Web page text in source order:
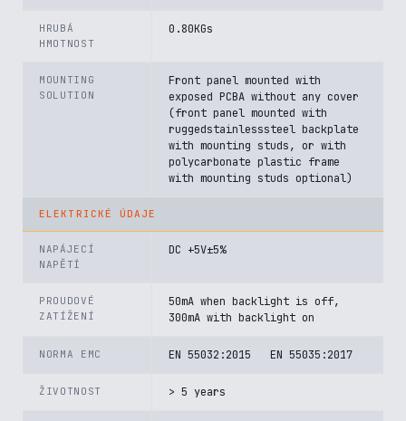
HRUBÁ
HMOTNOST
0.80KGs
MOUNTING
SOLUTION
Front panel mounted with
exposed PCBA without any cover
(front panel mounted with
ruggedstainlesssteel backplate
with mounting studs, or with
polycarbonate plastic frame
with mounting studs optional)
ELEKTRICKÉ ÚDAJE
NAPÁJECÍ
NAPĚTÍ
DC +5V±5%
PROUDOVÉ
ZATÍŽENÍ
50mA when backlight is off,
300mA with backlight on
NORMA EMC EN 55032:2015 EN 55035:2017
ŽIVOTNOST > 5 years